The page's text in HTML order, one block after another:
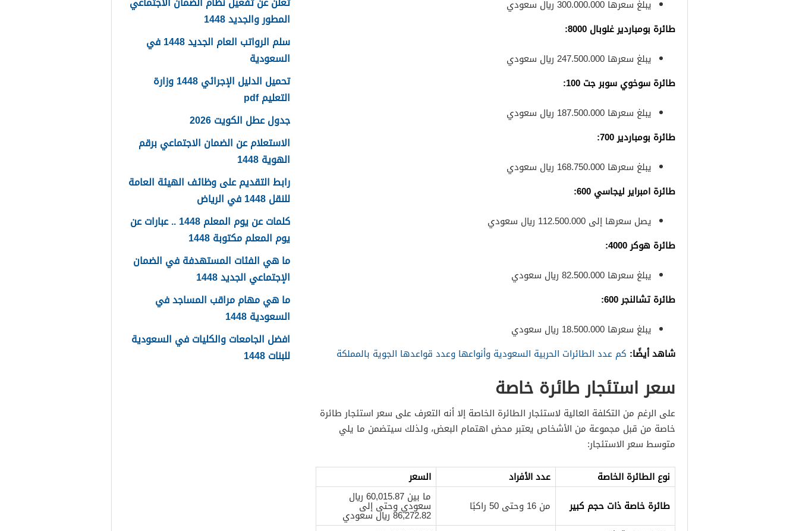
يبلغ سعرها 300.000.000 ريال سعودي
طائرة بومباردير غلوبال 8000 :
يبلغ سعرها 247.500.000 ريال سعودي
طائرة سوخوي سوبر جت 100 :
يبلغ سعرها 187.500.000 ريال سعودي
طائرة بومباردير 700 :
يبلغ سعرها 168.750.000 ريال سعودي
طائرة امبراير ليجاسي 600 :
يصل سعرها إلى 112.500.000 ريال سعودي
طائرة هوكر 4000 :
يبلغ سعرها 82.500.000 ريال سعودي
طائرة تشالنجر 600 :
يبلغ سعرها 18.500.000 ريال سعودي
شاهد أيضًا: كم عدد الطائرات الحربية السعودية وأنواعها وعدد قواعدها الجوية بالمملكة
سعر استئجار طائرة خاصة
على الرغم من التكلفة العالية لاستئجار الطائرة الخاصة إلا أنه التعرف على سعر استئجار طائرة
خاصة من قبل مجموعة من الأشخاص يعتبر محض اهتمام البعض، ولذلك سيتضمن ما يلي
متوسط سعر الاستئجار:
نوع الطائرة الخاصة
عدد الأفراد
السعر
طائرة خاصة ذات حجم كبير
من 16 وحتى 50 راكبًا
ما بين 60,015.87 ريال
سعودي وحتى إلى
86,272.82 ريال سعودي
المطور والجديد 1448
سلم الرواتب العام الجديد 1448 في
السعودية
تحميل الدليل الإجرائي 1448 وزارة
التعليم pdf
جدول عطل الكويت 2026
الاستعلام عن الضمان الاجتماعي برقم
الهوية 1448
رابط التقديم على وظائف الهيئة العامة
للنقل 1448 في الرياض
كلمات عن يوم المعلم 1448 .. عبارات عن
يوم المعلم مكتوبة 1448
ما هي الفئات المستهدفة في الضمان
الإجتماعي الجديد 1448
ما هي مهام مراقب المساجد في
السعودية 1448
افضل الجامعات والكليات في السعودية
للبنات 1448